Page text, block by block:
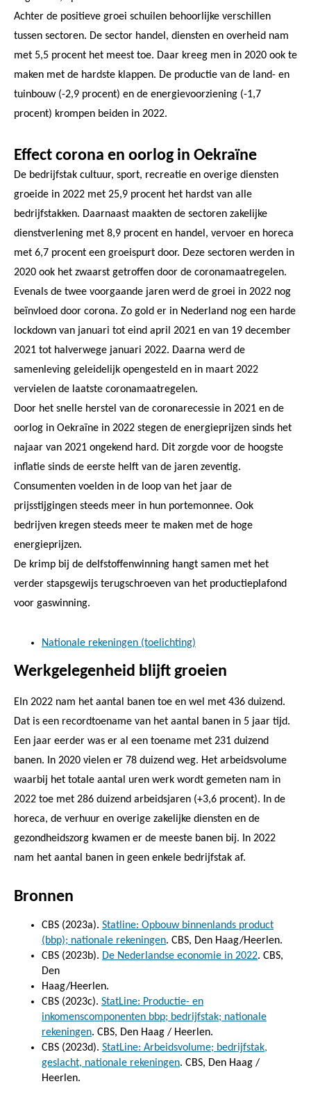
Achter de positieve groei schuilen behoorlijke verschillen
tussen sectoren. De sector handel, diensten en overheid nam
met 5,5 procent het meest toe. Daar kreeg men in 2020 ook te
maken met de hardste klappen. De productie van de land- en
tuinbouw (-2,9 procent) en de energievoorziening (-1,7
procent) krompen beiden in 2022.
Effect corona en oorlog in Oekraïne
De bedrijfstak cultuur, sport, recreatie en overige diensten
groeide in 2022 met 25,9 procent het hardst van alle
bedrijfstakken. Daarnaast maakten de sectoren zakelijke
dienstverlening met 8,9 procent en handel, vervoer en horeca
met 6,7 procent een groeispurt door. Deze sectoren werden in
2020 ook het zwaarst getroffen door de coronamaatregelen.
Evenals de twee voorgaande jaren werd de groei in 2022 nog
beïnvloed door corona. Zo gold er in Nederland nog een harde
lockdown van januari tot eind april 2021 en van 19 december
2021 tot halverwege januari 2022. Daarna werd de
samenleving geleidelijk opengesteld en in maart 2022
vervielen de laatste coronamaatregelen.
Door het snelle herstel van de coronarecessie in 2021 en de
oorlog in Oekraïne in 2022 stegen de energieprijzen sinds het
najaar van 2021 ongekend hard. Dit zorgde voor de hoogste
inflatie sinds de eerste helft van de jaren zeventig.
Consumenten voelden in de loop van het jaar de
prijsstijgingen steeds meer in hun portemonnee. Ook
bedrijven kregen steeds meer te maken met de hoge
energieprijzen.
De krimp bij de delfstoffenwinning hangt samen met het
verder stapsgewijs terugschroeven van het productieplafond
voor gaswinning.
Nationale rekeningen (toelichting)
Werkgelegenheid blijft groeien
EIn 2022 nam het aantal banen toe en wel met 436 duizend.
Dat is een recordtoename van het aantal banen in 5 jaar tijd.
Een jaar eerder was er al een toename met 231 duizend
banen. In 2020 vielen er 78 duizend weg. Het arbeidsvolume
waarbij het totale aantal uren werk wordt gemeten nam in
2022 toe met 286 duizend arbeidsjaren (+3,6 procent). In de
horeca, de verhuur en overige zakelijke diensten en de
gezondheidszorg kwamen er de meeste banen bij. In 2022
nam het aantal banen in geen enkele bedrijfstak af.
Bronnen
CBS (2023a). Statline: Opbouw binnenlands product
(bbp); nationale rekeningen. CBS, Den Haag/Heerlen.
CBS (2023b). De Nederlandse economie in 2022. CBS,
Den
Haag/Heerlen.
CBS (2023c). StatLine: Productie- en
inkomenscomponenten bbp; bedrijfstak; nationale
rekeningen. CBS, Den Haag / Heerlen.
CBS (2023d). StatLine: Arbeidsvolume; bedrijfstak,
geslacht, nationale rekeningen. CBS, Den Haag /
Heerlen.